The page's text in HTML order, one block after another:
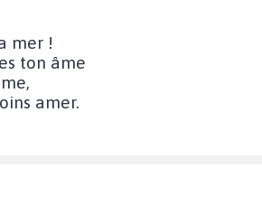
mer !
ton âme
amer.